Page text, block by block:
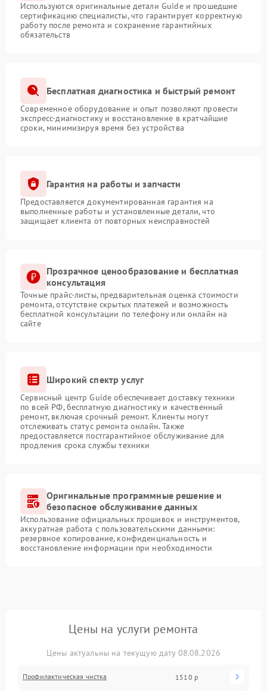
Используются оригинальные детали Guide и прошедшие
сертификацию специалисты, что гарантирует корректную
работу после ремонта и сохранение гарантийных
обязательств
Бесплатная диагностика и быстрый ремонт
Современное оборудование и опыт позволяют провести
экспресс-диагностику и восстановление в кратчайшие
сроки, минимизируя время без устройства
Гарантия на работы и запчасти
Предоставляется документированная гарантия на
выполненные работы и установленные детали, что
защищает клиента от повторных неисправностей
Прозрачное ценообразование и бесплатная
консультация
Точные прайс-листы, предварительная оценка стоимости
ремонта, отсутствие скрытых платежей и возможность
бесплатной консультации по телефону или онлайн на
сайте
Широкий спектр услуг
Сервисный центр Guide обеспечивает доставку техники
по всей РФ, бесплатную диагностику и качественный
ремонт, включая срочный ремонт. Клиенты могут
отслеживать статус ремонта онлайн. Также
предоставляется постгарантийное обслуживание для
продления срока службы техники
Оригинальные программные решение и
безопасное обслуживание данных
Использование официальных прошивок и инструментов,
аккуратная работа с пользовательскими данными:
резервное копирование, конфиденциальность и
восстановление информации при необходимости
Цены на услуги ремонта
Цены актуальны на текущую дату 08.08.2026
Профилактическая чистка 1510 р